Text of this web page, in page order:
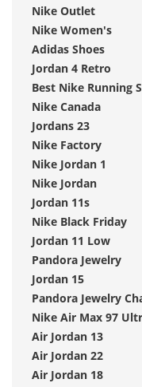
Nike Outlet
Nike Women's
Adidas Shoes
Jordan 4 Retro
Best Nike Running
Nike Canada
Jordans 23
Nike Factory
Nike Jordan 1
Nike Jordan
Jordan 11s
Nike Black Friday
Jordan 11 Low
Pandora Jewelry
Jordan 15
Pandora Jewelry
Nike Air Max 97
Air Jordan 13
Air Jordan 22
Air Jordan 18